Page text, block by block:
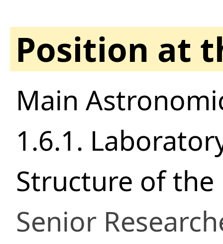
Position at
Main
1.6.1.
Structure of the
Senior